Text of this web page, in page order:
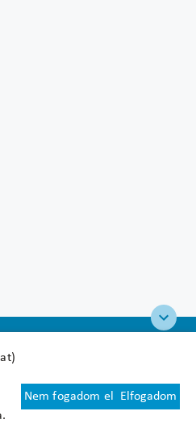
Nem fogadom el Elfogadom
feltételek